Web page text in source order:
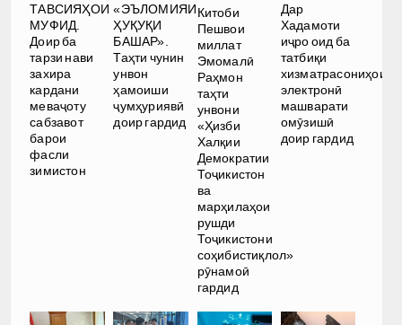
ТАВСИЯҲОИ
МУФИД.
Доир ба
тарзи нави
захира
кардани
меваҷоту
сабзавот
барои
фасли
зимистон
«ЭЪЛОМИЯИ
ҲУҚУҚИ
БАШАР».
Таҳти чунин
унвон
ҳамоиши
ҷумҳуриявӣ
доир гардид
Китоби
Пешвои
миллат
Эмомалӣ
Раҳмон
таҳти
унвони
«Ҳизби
Халқии
Демократии
Тоҷикистон
ва
марҳилаҳои
рушди
Тоҷикистони
соҳибистиқлол»
рӯнамоӣ
гардид
Дар
Хадамоти
иҷро оид ба
татбиқи
хизматрасониҳои
электронӣ
машварати
омӯзишӣ
доир гардид